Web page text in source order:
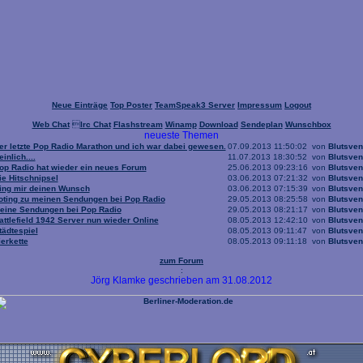
Neue Einträge Top Poster TeamSpeak3 Server Impressum Logout
Web ChatIrc Chat Flashstream Winamp Download Sendeplan Wunschbox
neueste Themen
letzte Pop Radio Marathon und ich war dabei gewesen. 07.09.2013 11:50:02 von
11.07.2013 18:30:52 von
Radio hat wieder ein neues Forum
25.06.2013 09:23:16 von
Hitschnipsel
03.06.2013 07:21:32 von
mir deinen Wunsch
03.06.2013 07:15:39 von
zu meinen Sendungen bei Pop Radio
29.05.2013 08:25:58 von
Sendungen bei Pop Radio
29.05.2013 08:21:17 von
1942 Server nun wieder Online
08.05.2013 12:42:10 von
08.05.2013 09:11:47 von
08.05.2013 09:11:18 von
zum Forum
:
Jörg Klamke geschrieben am 31.08.2012